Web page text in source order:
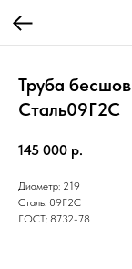
Труба
Cталь09Г2С
145 000 р.
Диаметр: 219
Сталь: 09Г2С
ГОСТ: 8732-78